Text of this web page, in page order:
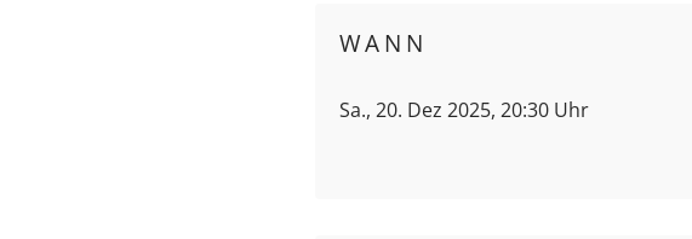
WANN
Sa., 20. Dez 2025, 20:30 Uhr